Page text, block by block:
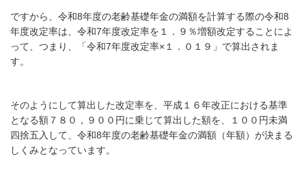
ですから、令和8年度の老齢基礎年金の満額を計算する際の令和8
年度改定率は、令和7年度改定率を１．９％増額改定することによ
って、つまり、「令和7年度改定率×１．０１９」 で算出されま
す。
そのようにして算出した改定率を、 平成１６年改正における基準
となる額７８０，９００円に乗じて算出した額を、１００円未満
四捨五入して、令和8年度の老齢基礎年金の満額（年額）が決まる
しくみとなっています。